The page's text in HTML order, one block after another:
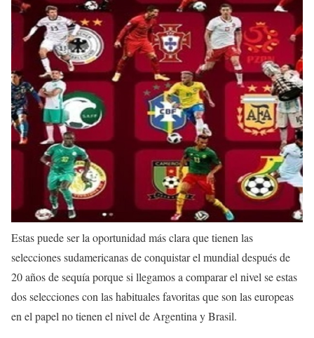
Estas puede ser la oportunidad más clara que tienen las
selecciones sudamericanas de conquistar el mundial después de
20 años de sequía porque si llegamos a comparar el nivel se estas
dos selecciones con las habituales favoritas que son las europeas
en el papel no tienen el nivel de Argentina y Brasil.